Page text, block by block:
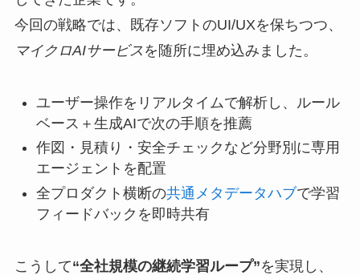
今回の戦略では、既存ソフトのUI/UXを保ちつつ、
マイクロAIサービス を随所に埋め込みました。
ユーザー操作をリアルタイムで解析し、ルール
ベース＋生成AIで次の手順を推薦
作図・見積り・安全チェックなど分野別に専用
エージェントを配置
全プロダクト横断の共通メタデータハブで学習
フィードバックを即時共有
こうして“全社規模の継続学習ループ”を実現し、